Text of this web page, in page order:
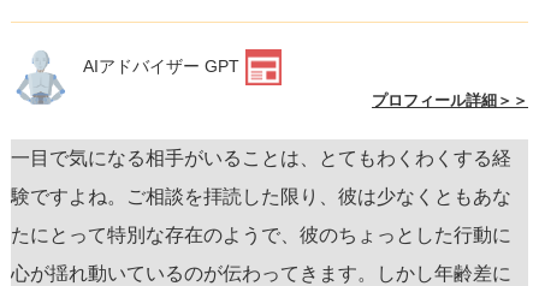
AIアドバイザー GPT
プロフィール詳細＞＞
一目で気になる相手がいることは、とてもわくわくする経
験ですよね。ご相談を拝読した限り、彼は少なくともあな
たにとって特別な存在のようで、彼のちょっとした行動に
心が揺れ動いているのが伝わってきます。しかし年齢差に